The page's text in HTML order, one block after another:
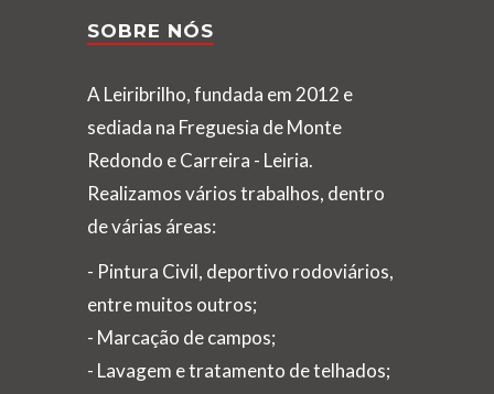
SOBRE NÓS
A Leiribrilho, fundada em 2012 e
sediada na Freguesia de Monte
Redondo e Carreira - Leiria.
Realizamos vários trabalhos, dentro
de várias áreas:
- Pintura Civil, deportivo rodoviários,
entre muitos outros;
- Marcação de campos;
- Lavagem e tratamento de telhados;